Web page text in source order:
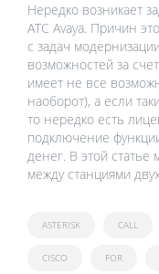
Нередко возникает
АТС Avaya. Причин
с задач
возможностей за
имеет не все
наоборот), а если
то нередко есть
подключение
денег. В этой статье
между станциями
ASTERISK CALL
CISCO FOR